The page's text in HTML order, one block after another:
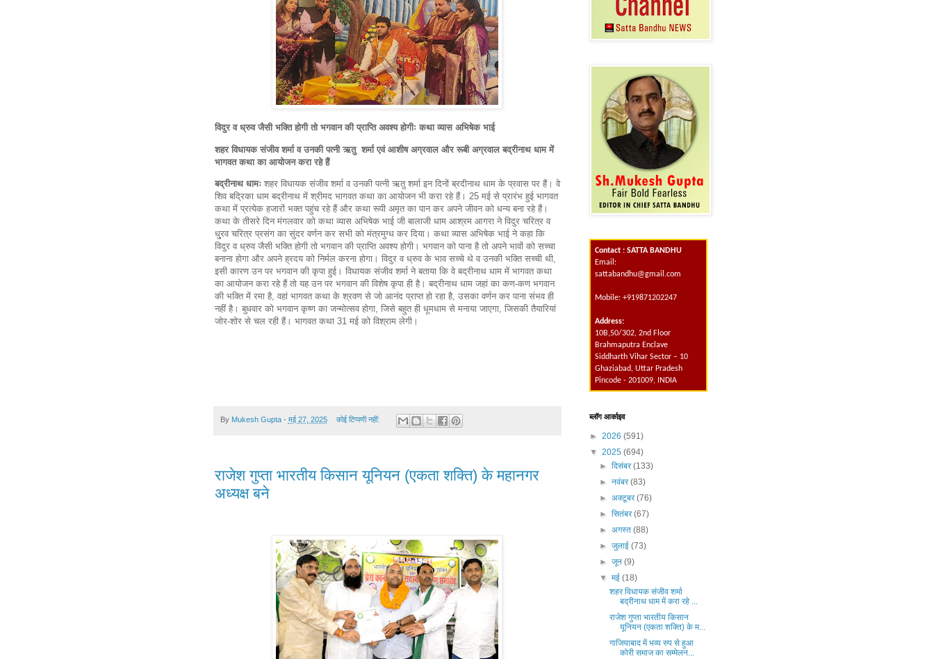
विदुर व ध्रुव जैसी भक्ति होगी तो भगवान की प्राप्ति अवश्य होगीः कथा व्यास अभिषेक भाई
शहर विधायक संजीव शर्मा व उनकी पत्नी ऋतु शर्मा एवं आशीष अग्रवाल और रूबी अग्रवाल बद्रीनाथ धाम में
भागवत कथा का आयोजन करा रहे हैं
बद्रीनाथ धामः शहर विधायक संजीव शर्मा व उनकी पत्नी ऋतु शर्मा इन दिनों ब्रदीनाथ धाम के प्रवास पर हैं। वे
शिव बद्रिका धाम बद्रीनाथ में श्रीमद भागवत कथा का आयोजन भी करा रहे हैं। 25 मई से प्रारंभ हुई भागवत
कथा में प्रत्येक हजारों भक्त पहुंच रहे हैं और कथा रूपी अमृत का पान कर अपने जीवन को धन्य बना रहे हैं।
कथा के तीसरे दिन मंगलवार को कथा व्यास अभिषेक भाई जी बालाजी धाम आश्रम आगरा ने विदुर चरित्र व
धु्रव चरित्र प्रसंग का सुंदर वर्णन कर सभी को मंत्रमुग्ध कर दिया। कथा व्यास अभिषेक भाई ने कहा कि
विदुर व ध्रुव जैसी भक्ति होगी तो भगवान की प्राप्ति अवश्य होगी। भगवान को पाना है तो अपने भावों को सच्चा
बनाना होगा और अपने ह्रदय को निर्मल करना होगा। विदुर व ध्रुव के भाव सच्चे थे व उनकी भक्ति सच्ची थी,
इसी कारण उन पर भगवान की कृपा हुई। विधायक संजीव शर्मा ने बताया कि वे बद्रीनाथ धाम में भागवत कथा
का आयोजन करा रहे हैं तो यह उन पर भगवान की विशेष कृपा ही है। बद्रीनाथ धाम जहां का कण-कण भगवान
की भक्ति में रमा है, वहां भागवत कथा के श्रवण से जो आनंद प्राप्त हो रहा है, उसका वर्णन कर पाना संभव ही
नहीं है। बुधवार को भगवान कृष्ण का जन्मोत्सव होगा, जिसे बहुत ही धूमधाम से मनाया जाएगा, जिसकी तैयारियां
जोर-शोर से चल रही हैं। भागवत कथा 31 मई को विश्राम लेगी।
By Mukesh Gupta - मई 27, 2025 कोई टिप्पणी नहीं:
राजेश गुप्ता भारतीय किसान यूनियन (एकता शक्ति) के महानगर
अध्यक्ष बने
Contact : SATTA BANDHU
Email:
sattabandhu@gmail.com
Mobile: +919871202247
Address:
10B,50/302, 2nd Floor
Brahmaputra Enclave
Siddharth Vihar Sector – 10
Ghaziabad, Uttar Pradesh
Pincode - 201009, INDIA
ब्लॉग आर्काइव
► 2026 (591)
▼ 2025 (694)
► दिसंबर(133)
► नवंबर(83)
► अक्टूबर(76)
► सितंबर(67)
► अगस्त (88)
► जुलाई (73)
► जून (9)
▼ मई (18)
शहर विधायक संजीव शर्मा
बद्रीनाथ धाम में करा रहे ...
राजेश गुप्ता भारतीय किसान
यूनियन (एकता शक्ति) के म...
गाजियाबाद में भव्य रुप से हुआ
कोरी समाज का सम्मेलन...